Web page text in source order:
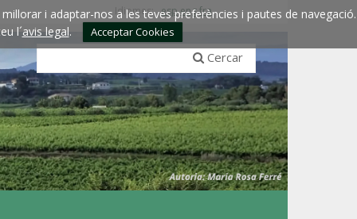
i adaptar-nos a les teves preferències i pautes de navegació.
l´avis legal. Acceptar Cookies
Idiomes:esp engfra
Cercar